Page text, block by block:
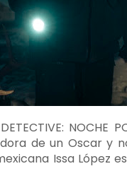
de un Oscar y
Issa López